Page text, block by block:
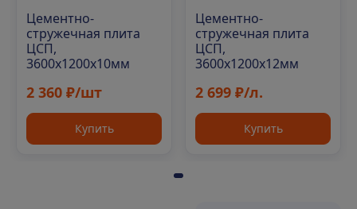
Цементно-
стружечная плита
ЦСП,
3600х1200х10мм
2 360 ₽/шт
Купить
Цементно-
стружечная плита
ЦСП,
3600х1200х12мм
2 699 ₽/л.
Купить